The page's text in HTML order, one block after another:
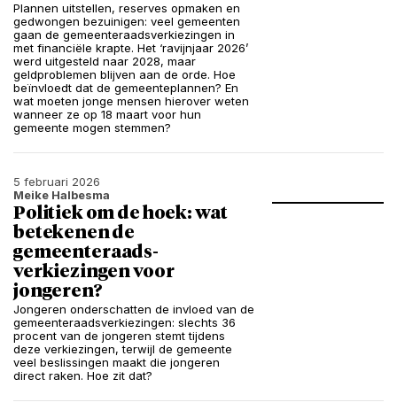
Plannen uitstellen, reserves opmaken en
gedwongen bezuinigen: veel gemeenten
gaan de gemeenteraadsverkiezingen in
met financiële krapte. Het ‘ravijnjaar 2026’
werd uitgesteld naar 2028, maar
geldproblemen blijven aan de orde. Hoe
beïnvloedt dat de gemeenteplannen? En
wat moeten jonge mensen hierover weten
wanneer ze op 18 maart voor hun
gemeente mogen stemmen?
5 februari 2026
Meike Halbesma
Politiek om de hoek: wat
betekenen de
gemeenteraads­
verkiezingen voor
jongeren?
Jongeren onderschatten de invloed van de
gemeenteraadsverkiezingen: slechts 36
procent van de jongeren stemt tijdens
deze verkiezingen, terwijl de gemeente
veel beslissingen maakt die jongeren
direct raken. Hoe zit dat?